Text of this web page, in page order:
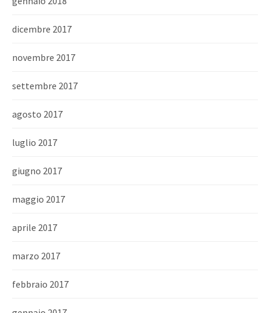
dicembre 2017
novembre 2017
settembre 2017
agosto 2017
luglio 2017
giugno 2017
maggio 2017
aprile 2017
marzo 2017
febbraio 2017